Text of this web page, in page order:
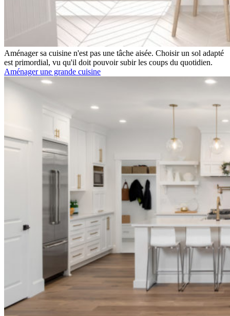
Aménager sa cuisine n'est pas une tâche aisée. Choisir un sol adapté
est primordial, vu qu'il doit pouvoir subir les coups du quotidien.
Aménager une grande cuisine